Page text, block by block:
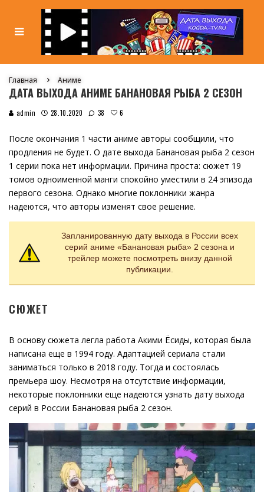
Главная Аниме
ДАТА ВЫХОДА АНИМЕ БАНАНОВАЯ РЫБА 2 СЕЗОН
admin 28.10.2020 38 6
После окончания 1 части аниме авторы сообщили, что
продления не будет. О дате выхода Банановая рыба 2 сезон
1 серии пока нет информации. Причина проста: сюжет 19
томов одноименной манги спокойно уместили в 24 эпизода
первого сезона. Однако многие поклонники жанра
надеются, что авторы изменят свое решение.
Запланированную дату выхода в России всех
серий аниме «Банановая рыба» 2 сезона и
трейлер можете посмотреть внизу данной
публикации.
СЮЖЕТ
В основу сюжета легла работа Акими Ёсиды, которая была
написана еще в 1994 году. Адаптацией сериала стали
заниматься только в 2018 году. Тогда и состоялась
премьера шоу. Несмотря на отсутствие информации,
некоторые поклонники еще надеются узнать дату выхода
серий в России Банановая рыба 2 сезон.